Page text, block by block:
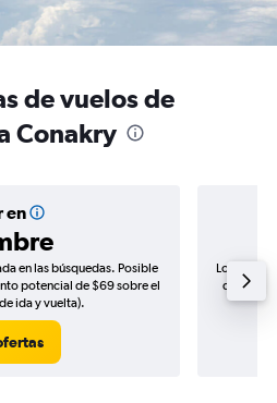
de vuelos de
Conakry
en
en las búsquedas. Posible
potencial de $69 sobre el
ida y vuelta).
Los
de